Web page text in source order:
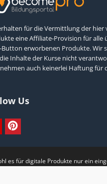
für die Vermittlung der hier
eine Affiliate-Provision für alle
Button erworbenen Produkte. Wir
Inhalte der Kurse nicht
auch keinerlei Haftung für
Us
es für digitale Produkte nur ein